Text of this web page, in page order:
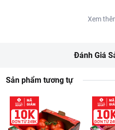
Xem
Đánh Giá
Sản phẩm tương tự